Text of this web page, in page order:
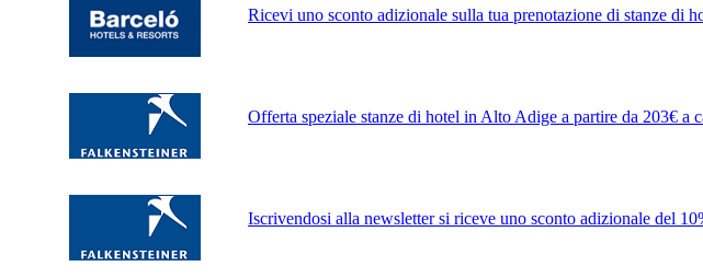
Ricevi uno sconto adizionale sulla tua prenotazione di stanze di
Offerta speziale stanze di hotel in Alto Adige a partire da 203€
Iscrivendosi alla newsletter si riceve uno sconto adizionale del